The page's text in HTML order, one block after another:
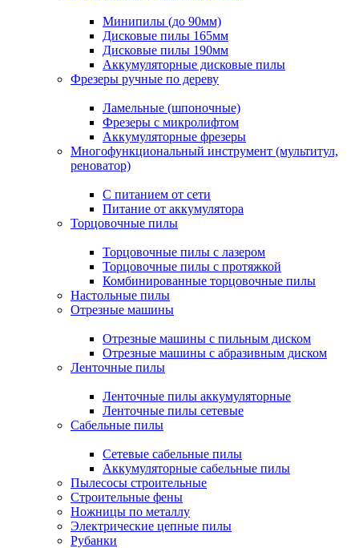
Минипилы (до 90мм)
Дисковые пилы 165мм
Дисковые пилы 190мм
Аккумуляторные дисковые пилы
Фрезеры ручные по дереву
Ламельные (шпоночные)
Фрезеры с микролифтом
Аккумуляторные фрезеры
Многофункциональный инструмент (мультитул,
реноватор)
С питанием от сети
Питание от аккумулятора
Торцовочные пилы
Торцовочные пилы с лазером
Торцовочные пилы с протяжкой
Комбинированные торцовочные пилы
Настольные пилы
Отрезные машины
Отрезные машины с пильным диском
Отрезные машины с абразивным диском
Ленточные пилы
Ленточные пилы аккумуляторные
Ленточные пилы сетевые
Сабельные пилы
Сетевые сабельные пилы
Аккумуляторные сабельные пилы
Пылесосы строительные
Строительные фены
Ножницы по металлу
Электрические цепные пилы
Рубанки